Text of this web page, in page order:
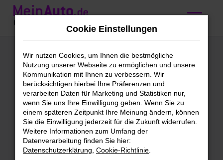
Zum
Hauptinhalt
Audi Q3
Jahreswagen
kaufen mit
Lieferservice nach
Ingolstadt
Cookie Einstellungen
Wir nutzen Cookies, um Ihnen die bestmögliche
Nutzung unserer Webseite zu ermöglichen und unsere
Kommunikation mit Ihnen zu verbessern. Wir
berücksichtigen hierbei Ihre Präferenzen und
verarbeiten Daten für Marketing und Statistiken nur,
wenn Sie uns Ihre Einwilligung geben. Wenn Sie zu
einem späteren Zeitpunkt Ihre Meinung ändern, können
Sie die Einwilligung jederzeit für die Zukunft widerrufen.
Weitere Informationen zum Umfang der
Datenverarbeitung finden Sie hier:
Datenschutzerklärung Cookie-Richtlinie